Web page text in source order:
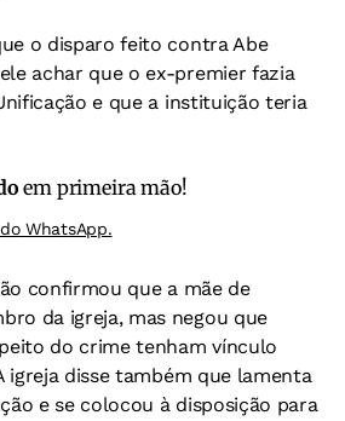
o disparo feito contra Abe
achar que o ex-premier fazia
e que a instituição teria
em primeira mão!
WhatsApp.
confirmou que a mãe de
da igreja, mas negou que
do crime tenham vínculo
igreja disse também que lamenta
e se colocou à disposição para